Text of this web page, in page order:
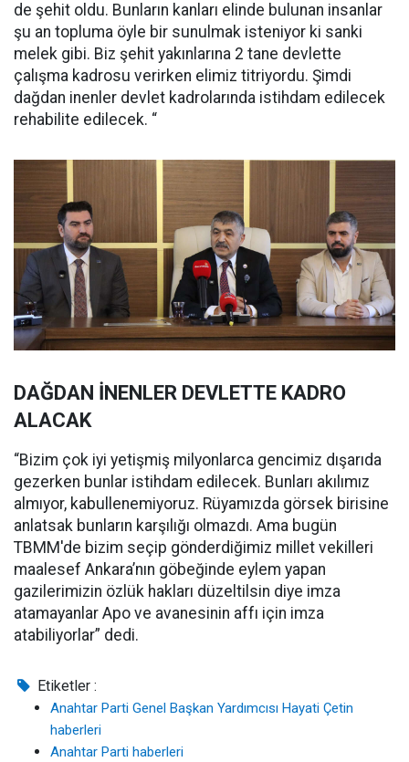
de şehit oldu. Bunların kanları elinde bulunan insanlar
şu an topluma öyle bir sunulmak isteniyor ki sanki
melek gibi. Biz şehit yakınlarına 2 tane devlette
çalışma kadrosu verirken elimiz titriyordu. Şimdi
dağdan inenler devlet kadrolarında istihdam edilecek
rehabilite edilecek. “
DAĞDAN İNENLER DEVLETTE KADRO
ALACAK
“Bizim çok iyi yetişmiş milyonlarca gencimiz dışarıda
gezerken bunlar istihdam edilecek. Bunları akılımız
almıyor, kabullenemiyoruz. Rüyamızda görsek birisine
anlatsak bunların karşılığı olmazdı. Ama bugün
TBMM'de bizim seçip gönderdiğimiz millet vekilleri
maalesef Ankara’nın göbeğinde eylem yapan
gazilerimizin özlük hakları düzeltilsin diye imza
atamayanlar Apo ve avanesinin affı için imza
atabiliyorlar” dedi.
Etiketler :
Anahtar Parti Genel Başkan Yardımcısı Hayati Çetin
haberleri
Anahtar Parti haberleri